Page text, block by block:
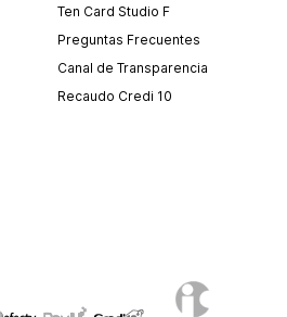
Ten Card Studio F
Preguntas Frecuentes
Canal de Transparencia
Recaudo Credi 10